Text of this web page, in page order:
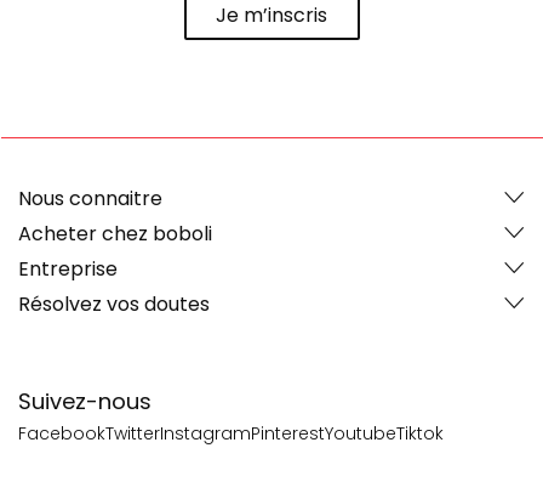
Je m’inscris
Suivez-nous
FacebookTwitterInstagramPinterestYoutubeTiktok
Nous connaitre
Acheter chez boboli
Entreprise
Résolvez vos doutes